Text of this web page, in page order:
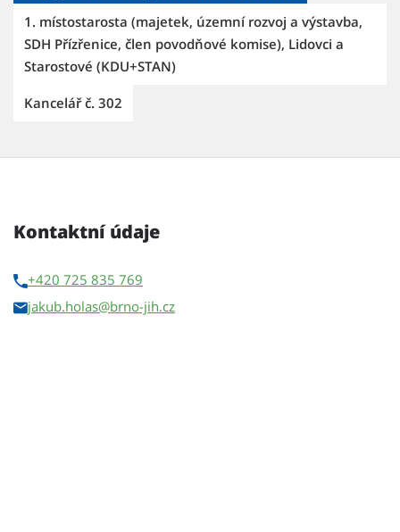
1. místostarosta (majetek, územní rozvoj a výstavba,
SDH Přízřenice, člen povodňové komise), Lidovci a
Starostové (KDU+STAN)
Kancelář č. 302
Kontaktní údaje
+420 725 835 769
jakub.holas